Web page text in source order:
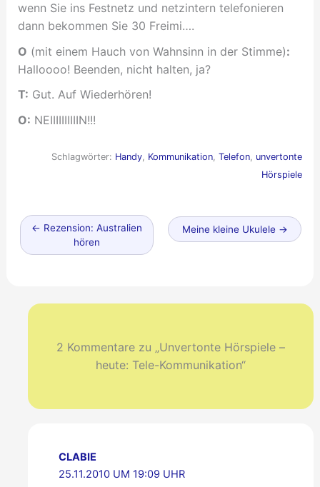
wenn Sie ins Festnetz und netzintern telefonieren
dann bekommen Sie 30 Freimi….
O (mit einem Hauch von Wahnsinn in der Stimme):
Halloooo! Beenden, nicht halten, ja?
T: Gut. Auf Wiederhören!
O: NEIIIIIIIIIIN!!!
Schlagwörter: Handy Kommunikation ,Telefon unvertonte
Hörspiele
Älterer
Beitrag
Meine kleine Ukulele→
← Neuerer
Beitrag
Rezension: Australien
hören
2 Kommentare zu „Unvertonte Hörspiele –
heute: Tele-Kommunikation“
CLABIE
25.11.2010 UM 19:09 UHR